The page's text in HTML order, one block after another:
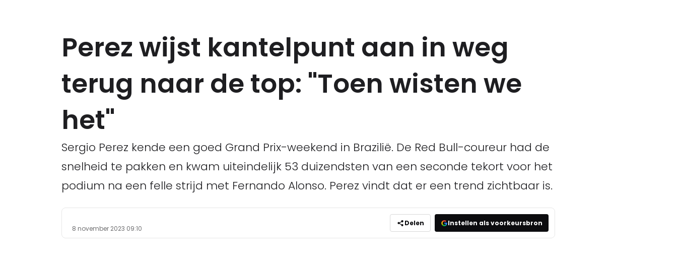
Perez wijst kantelpunt aan in weg
terug naar de top: "Toen wisten we
het"
Sergio Perez kende een goed Grand Prix-weekend in Brazilië. De Red Bull-coureur had de
snelheid te pakken en kwam uiteindelijk 53 duizendsten van een seconde tekort voor het
podium na een felle strijd met Fernando Alonso. Perez vindt dat er een trend zichtbaar is.
8 november 2023 09:10
Delen Instellen als voorkeursbron